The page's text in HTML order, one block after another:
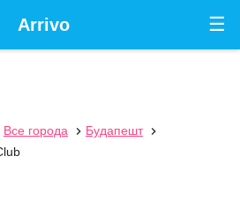
☰
Arrivo
Все города  Будапешт
